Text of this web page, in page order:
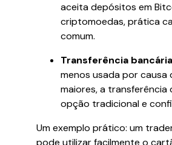
aceita depósitos em
criptomoedas, prática
comum.
Transferência bancária
menos usada por causa
maiores, a transferência
opção tradicional e
Um exemplo prático: um
pode utilizar facilmente o